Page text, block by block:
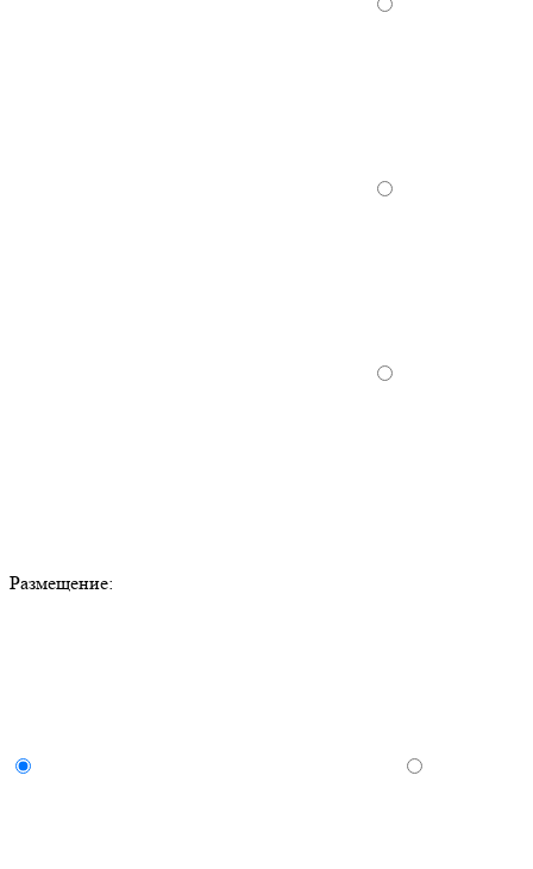
Размещение: